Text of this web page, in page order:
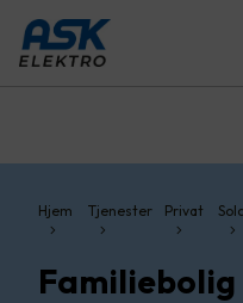
Hjem Tjenester Privat
Familiebolig